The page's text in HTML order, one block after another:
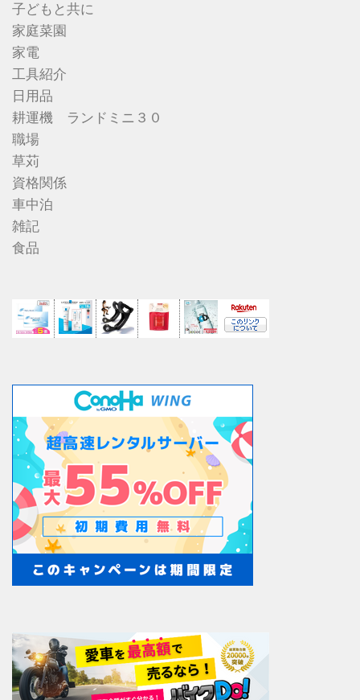
子どもと共に
家庭菜園
家電
工具紹介
日用品
耕運機 ランドミニ３０
職場
草苅
資格関係
車中泊
雑記
食品